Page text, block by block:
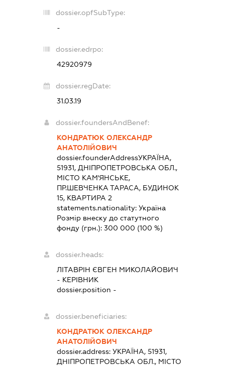
dossier.opfSubType:
-
dossier.edrpo:
42920979
dossier.regDate:
31.03.19
dossier.foundersAndBenef:
КОНДРАТЮК ОЛЕКСАНДР
АНАТОЛІЙОВИЧ
dossier.founderAddressУКРАЇНА,
51931, ДНІПРОПЕТРОВСЬКА ОБЛ.,
МІСТО КАМ'ЯНСЬКЕ,
ПР.ШЕВЧЕНКА ТАРАСА, БУДИНОК
15, КВАРТИРА 2
statements.nationality:Україна
Розмір внеску до статутного
фонду (грн.):300 000 (100 %)
dossier.heads:
ЛІТАВРІН ЄВГЕН МИКОЛАЙОВИЧ
- КЕРІВНИК
dossier.position -
dossier.beneficiaries:
КОНДРАТЮК ОЛЕКСАНДР
АНАТОЛІЙОВИЧ
dossier.address:УКРАЇНА, 51931,
ДНІПРОПЕТРОВСЬКА ОБЛ., МІСТО